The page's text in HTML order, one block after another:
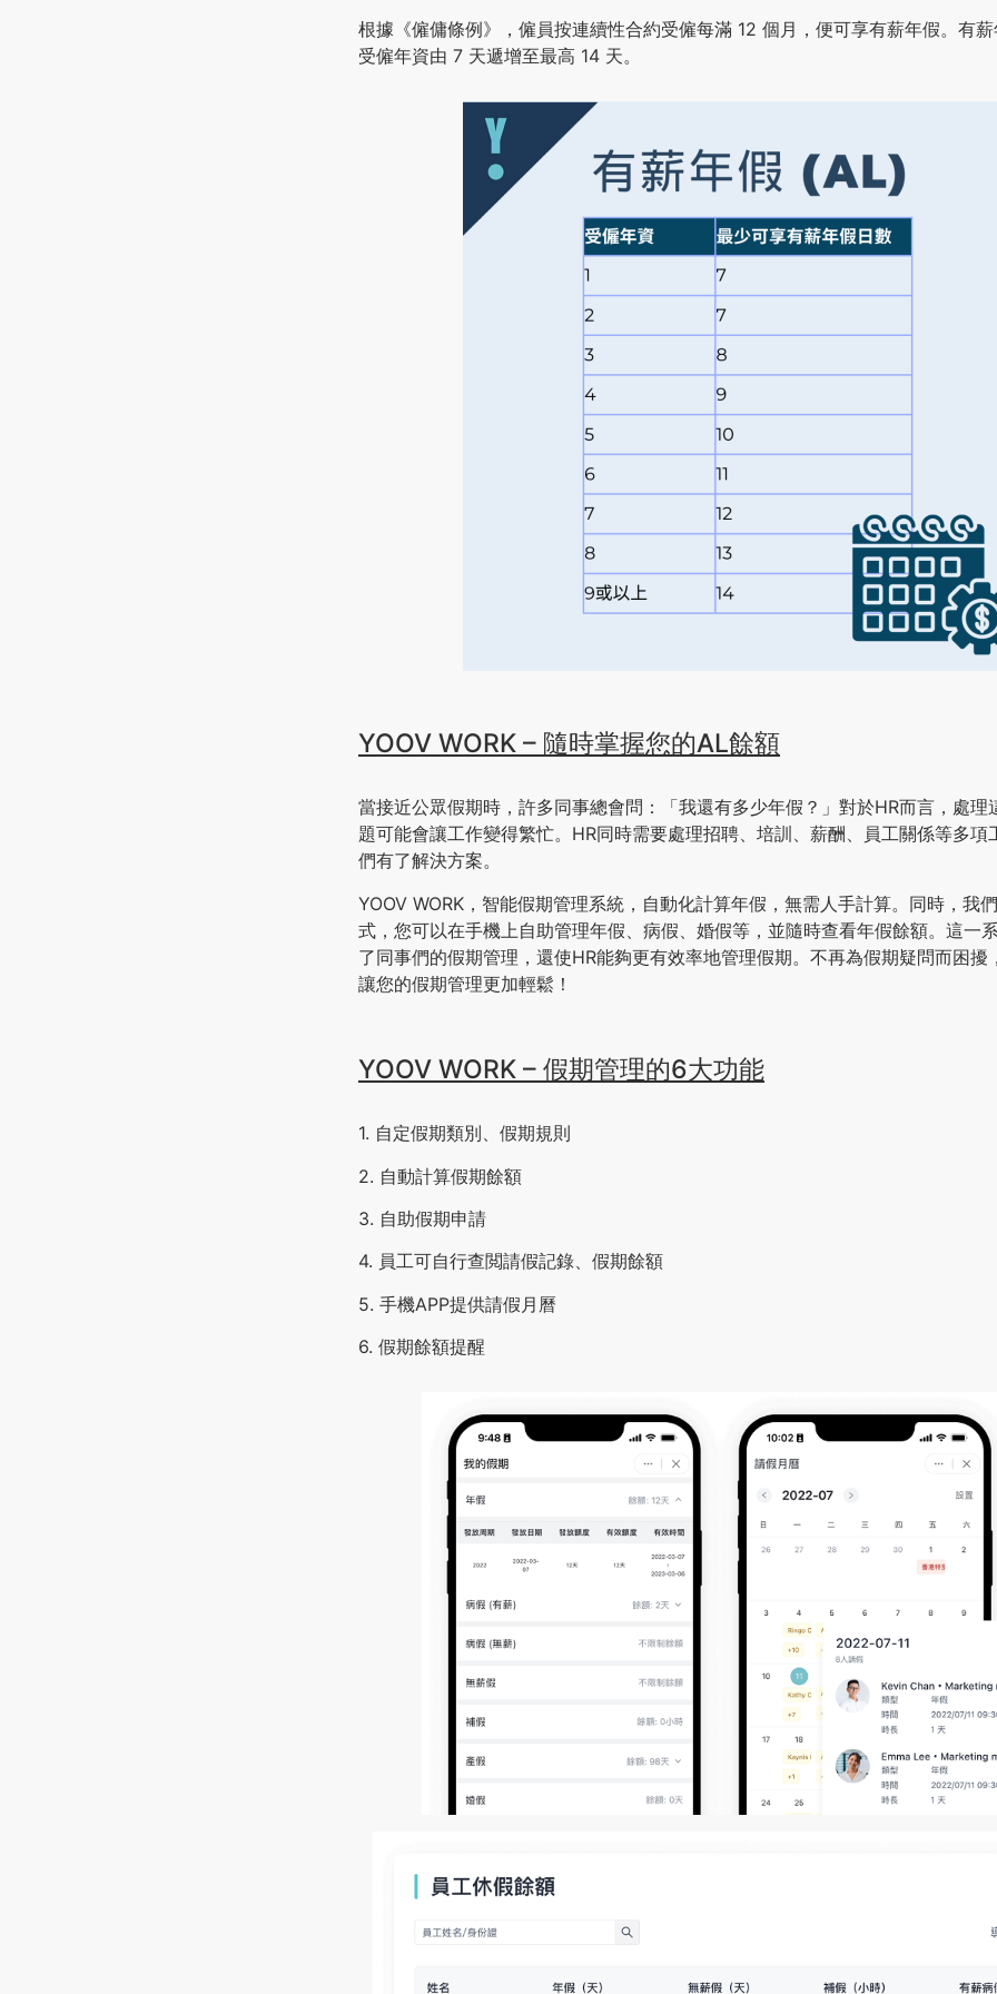
根據《僱傭條例》，僱員按連續性合約受僱每滿 12 個月，便可享有薪年假。有
受僱年資由 7 天遞增至最高 14 天。
YOOV WORK – 隨時掌握您的AL餘額
當接近公眾假期時，許多同事總會問：「我還有多少年假？」對於HR而言，處理
題可能會讓工作變得繁忙。HR同時需要處理招聘、培訓、薪酬、員工關係等多項
們有了解決方案。
YOOV WORK，智能假期管理系統，自動化計算年假，無需人手計算。同時，我
式，您可以在手機上自助管理年假、病假、婚假等，並隨時查看年假餘額。這一
了同事們的假期管理，還使HR能夠更有效率地管理假期。不再為假期疑問而困擾
讓您的假期管理更加輕鬆！
YOOV WORK – 假期管理的6大功能
1. 自定假期類別、假期規則
2. 自動計算假期餘額
3. 自助假期申請
4. 員工可自行查閲請假記錄、假期餘額
5. 手機APP提供請假月曆
6. 假期餘額提醒